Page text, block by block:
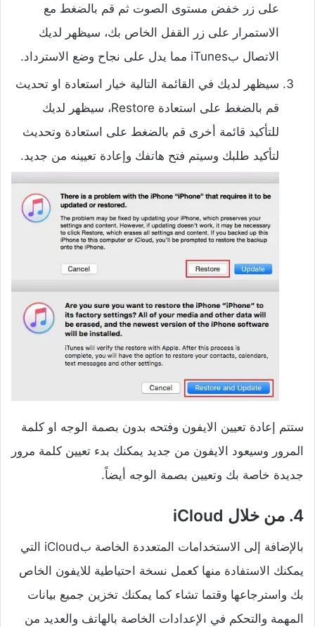
على زر خفض مستوى الصوت ثم قم بالضغط مع
الاستمرار على زر القفل الخاص بك، سيظهر لديك
الاتصال بiTunes مما يدل على نجاح وضع الاسترداد.
سيظهر لديك في القائمة التالية خيار استعادة او تحديث
قم بالضغط على استعادة Restore، سيظهر لديك
للتأكيد قائمة أخرى قم بالضغط على استعادة وتحديث
لتأكيد طلبك وسيتم فتح هاتفك وإعادة تعيينه من جديد.
ستتم إعادة تعيين الايفون وفتحه بدون بصمة الوجه او كلمة
المرور وسيعود الايفون من جديد يمكنك بدء تعيين كلمة مرور
جديدة خاصة بك وتعيين بصمة الوجه أيضاً.
4. من خلال iCloud
بالإضافة إلى الاستخدامات المتعددة الخاصة بiCloud التي
يمكنك الاستفادة منها كعمل نسخة احتياطية للايفون الخاص
بك واسترجاعها وقتما تشاء كما يمكنك تخزين جميع بيانات
المهمة والتحكم في الإعدادات الخاصة بالهاتف والعديد من